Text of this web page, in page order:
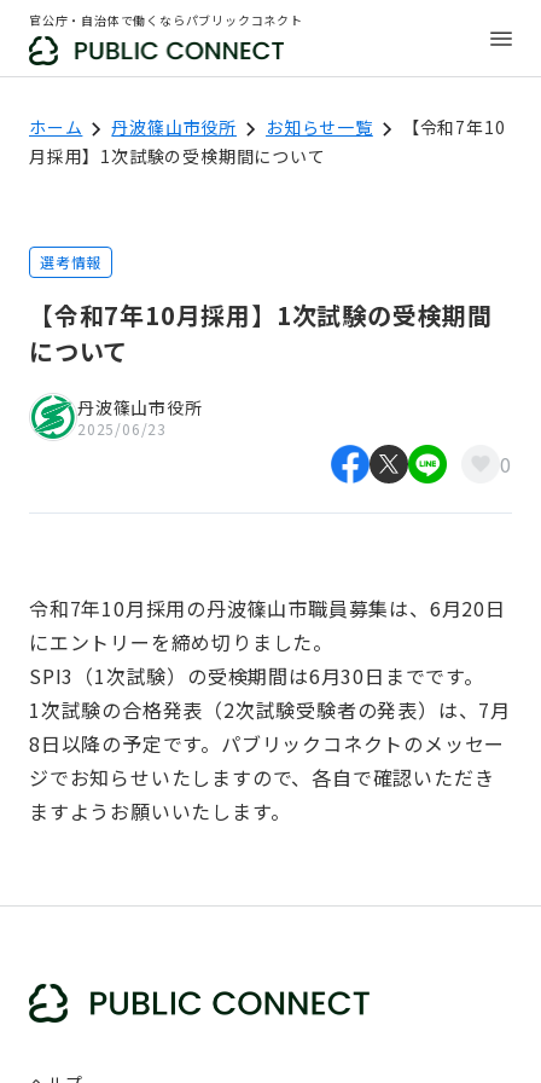
官公庁・自治体で働くならパブリックコネクト
ホーム 丹波篠山市役所 お知らせ一覧
【令和7年10
月採用】1次試験の受検期間について
選考情報
【令和7年10月採用】1次試験の受検期間
について
丹波篠山市役所
2025/06/23
0
令和7年10月採用の丹波篠山市職員募集は、6月20日
にエントリーを締め切りました。
SPI3（1次試験）の受検期間は6月30日までです。
1次試験の合格発表（2次試験受験者の発表）は、7月
8日以降の予定です。パブリックコネクトのメッセー
ジでお知らせいたしますので、各自で確認いただき
ますようお願いいたします。